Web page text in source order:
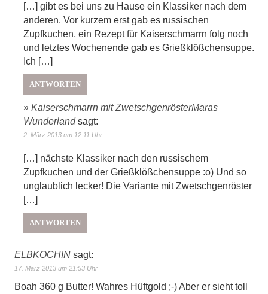
[…] gibt es bei uns zu Hause ein Klassiker nach dem
anderen. Vor kurzem erst gab es russischen
Zupfkuchen, ein Rezept für Kaiserschmarrn folg noch
und letztes Wochenende gab es Grießklößchensuppe.
Ich […]
ANTWORTEN
» Kaiserschmarrn mit ZwetschgenrösterMaras
Wunderland sagt:
2. März 2013 um 12:11 Uhr
[…] nächste Klassiker nach den russischem
Zupfkuchen und der Grießklößchensuppe :o) Und so
unglaublich lecker! Die Variante mit Zwetschgenröster
[…]
ANTWORTEN
ELBKÖCHIN sagt:
17. März 2013 um 21:53 Uhr
Boah 360 g Butter! Wahres Hüftgold ;-) Aber er sieht toll